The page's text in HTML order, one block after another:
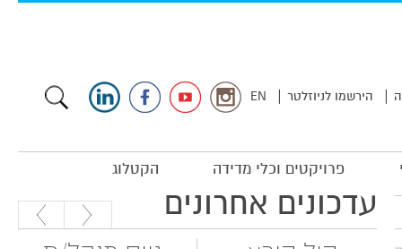
EN | הירשמו לניוזלטר |
פרויקטים וכלי מדידה הקטלוג
עדכונים אחרונים